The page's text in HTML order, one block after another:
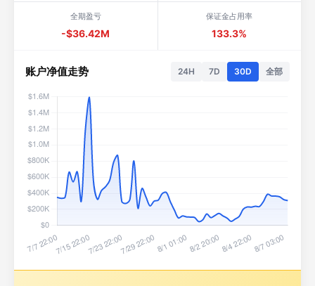
全期盈亏
-$36.42M
保证金占用率
133.3%
账户净值走势 24H 7D 30D 全部